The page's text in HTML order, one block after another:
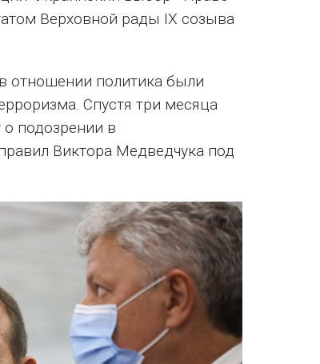
Верховной рады IX созыва
отношении политика были
Спустя три месяца
подозрении в
Виктора Медведчука под